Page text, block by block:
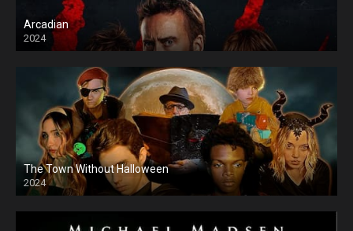
Arcadian
2024
The Town Without Halloween
2024